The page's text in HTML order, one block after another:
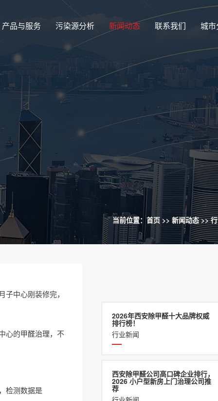
产品与服务 污染源分析 新闻动态 联系我们 城
当前位置： 首页 >> 新闻动态>>
2026年西安除甲醛十大品牌权威
排行榜！
行业新闻
西安除甲醛公司高口碑企业排行，
2026 小户型新房上门治理公司推
荐
中心刚装修完，
心的甲醛治理，不
检测数据是